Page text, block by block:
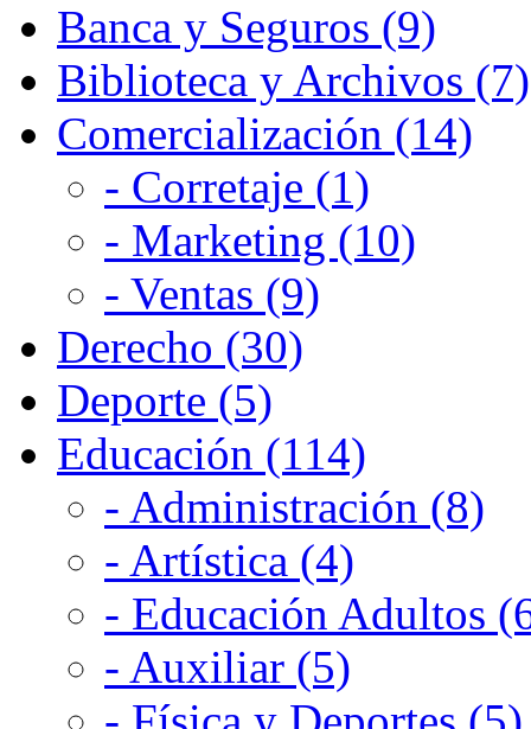
Banca y Seguros (9)
Biblioteca y Archivos (7)
Comercialización (14)
- Corretaje (1)
- Marketing (10)
- Ventas (9)
Derecho (30)
Deporte (5)
Educación (114)
- Administración (8)
- Artística (4)
- Educación Adultos
- Auxiliar (5)